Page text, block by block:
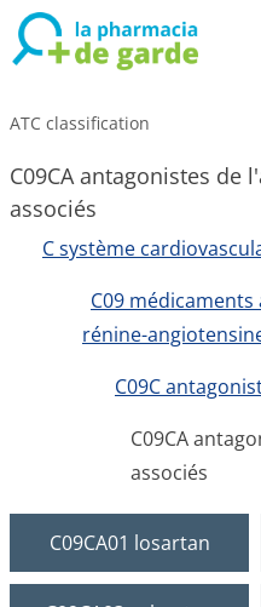
ATC classification
C09CA antagonistes de
associés
C système
C09
rénine-
C09C
C09CA
associés
C09CA01 losartan